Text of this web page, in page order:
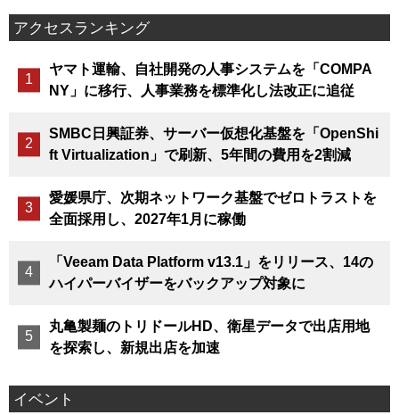
アクセスランキング
ヤマト運輸、自社開発の人事システムを「COMPA
NY」に移行、人事業務を標準化し法改正に追従
SMBC日興証券、サーバー仮想化基盤を「OpenShi
ft Virtualization」で刷新、5年間の費用を2割減
愛媛県庁、次期ネットワーク基盤でゼロトラストを
全面採用し、2027年1月に稼働
「Veeam Data Platform v13.1」をリリース、14の
ハイパーバイザーをバックアップ対象に
丸亀製麺のトリドールHD、衛星データで出店用地
を探索し、新規出店を加速
イベント